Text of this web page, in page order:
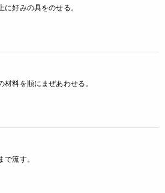
に好みの具をのせる。
材料を順にまぜあわせる。
で流す。